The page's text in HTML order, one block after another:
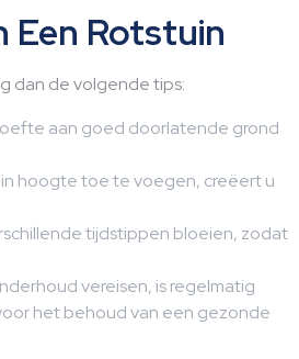
Een Rotstuin
dan de volgende tips:
aan goed doorlatende grond
hoogte toe te voegen, creëert u
tijdstippen bloeien, zodat
vereisen, is regelmatig
het behoud van een gezonde